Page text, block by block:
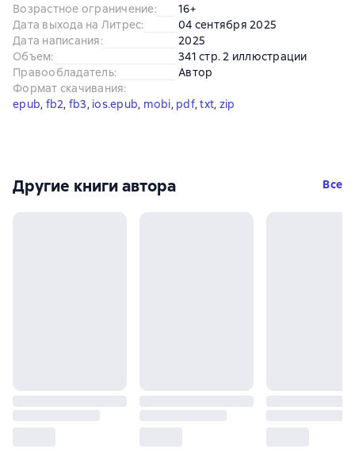
Возрастное ограничение:
16+
Дата выхода на Литрес:
04 сентября 2025
Дата написания:
2025
Объем:
341 стр. 2 иллюстрации
Правообладатель:
Автор
Формат скачивания:
epub, fb2, fb3, ios.epub, mobi, pdf, txt, zip
Другие книги автора Все